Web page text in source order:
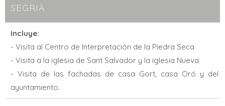
SEGRIÀ
Incluye:
- Visita al Centro de Interpretación de la Piedra Seca
- Visita a la iglesia de Sant Salvador y la iglesia Nueva
- Visita de las fachadas de casa Gort, casa Oró y del
ayuntamiento.